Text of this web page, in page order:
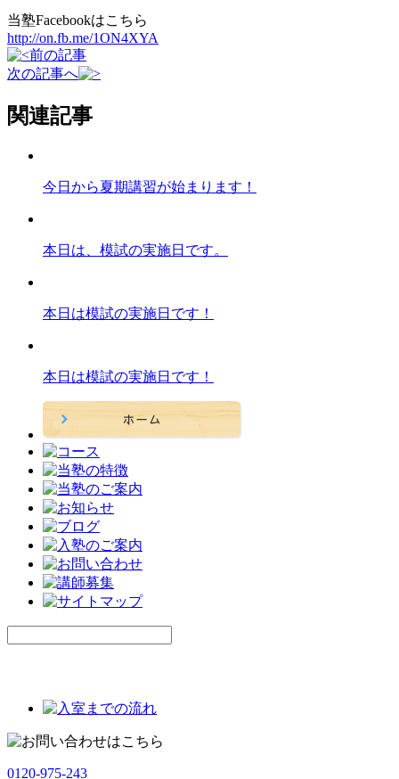
当塾Facebookはこちら
http://on.fb.me/1ON4XYA
前の記事
次の記事へ
関連記事
今日から夏期講習が始まります！
本日は、模試の実施日です。
本日は模試の実施日です！
本日は模試の実施日です！
0120-975-243